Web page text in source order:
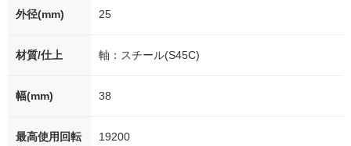
外径(mm) 25
材質/仕上 軸：スチール(S45C)
幅(mm) 38
最高使用回転
19200